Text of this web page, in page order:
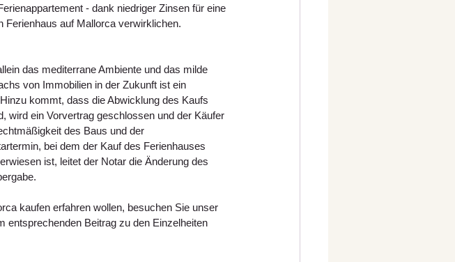
- dank niedriger Zinsen für eine
Ferienhaus auf Mallorca verwirklichen.
das mediterrane Ambiente und das milde
von Immobilien in der Zukunft ist ein
kommt, dass die Abwicklung des Kaufs
wird ein Vorvertrag geschlossen und der Käufer
des Baus und der
bei dem der Kauf des Ferienhauses
ist, leitet der Notar die Änderung des
kaufen erfahren wollen, besuchen Sie unser
entsprechenden Beitrag zu den Einzelheiten